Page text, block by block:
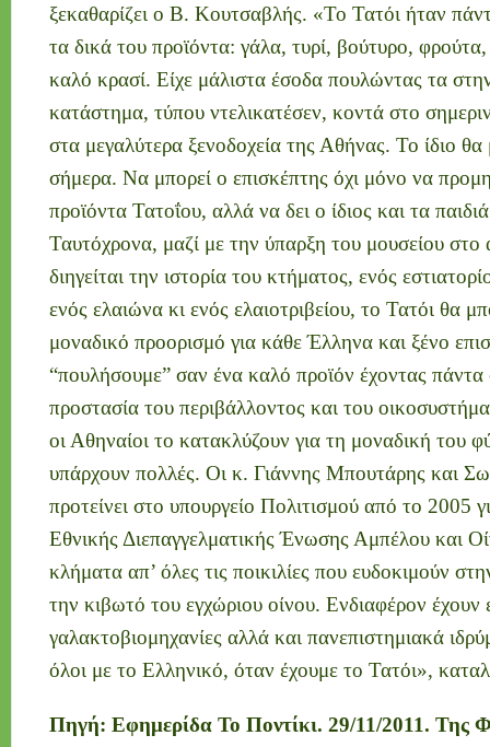
ξεκαθαρίζει ο Β. Κουτσαβλής. «Το Τατόι ήταν
τα δικά του προϊόντα: γάλα, τυρί, βούτυρο, φρούτα,
καλό κρασί. Είχε μάλιστα έσοδα πουλώντας τα
κατάστημα, τύπου ντελικατέσεν, κοντά στο
στα μεγαλύτερα ξενοδοχεία της Αθήνας. Το ίδιο
σήμερα. Να μπορεί ο επισκέπτης όχι μόνο να
προϊόντα Τατοΐου, αλλά να δει ο ίδιος και τα
Ταυτόχρονα, μαζί με την ύπαρξη του μουσείου
διηγείται την ιστορία του κτήματος, ενός
ενός ελαιώνα κι ενός ελαιοτριβείου, το Τατόι θα
μοναδικό προορισμό για κάθε Έλληνα και ξένο
“πουλήσουμε” σαν ένα καλό προϊόν έχοντας
προστασία του περιβάλλοντος και του
οι Αθηναίοι το κατακλύζουν για τη μοναδική του
υπάρχουν πολλές. Οι κ. Γιάννης Μπουτάρης και
προτείνει στο υπουργείο Πολιτισμού από το 2005
Εθνικής Διεπαγγελματικής Ένωσης Αμπέλου και
κλήματα απ’ όλες τις ποικιλίες που ευδοκιμούν
την κιβωτό του εγχώριου οίνου. Ενδιαφέρον έχουν
γαλακτοβιομηχανίες αλλά και πανεπιστημιακά
όλοι με το Ελληνικό, όταν έχουμε το Τατόι»,
Πηγή: Εφημερίδα Το Ποντίκι. 29/11/2011. Της